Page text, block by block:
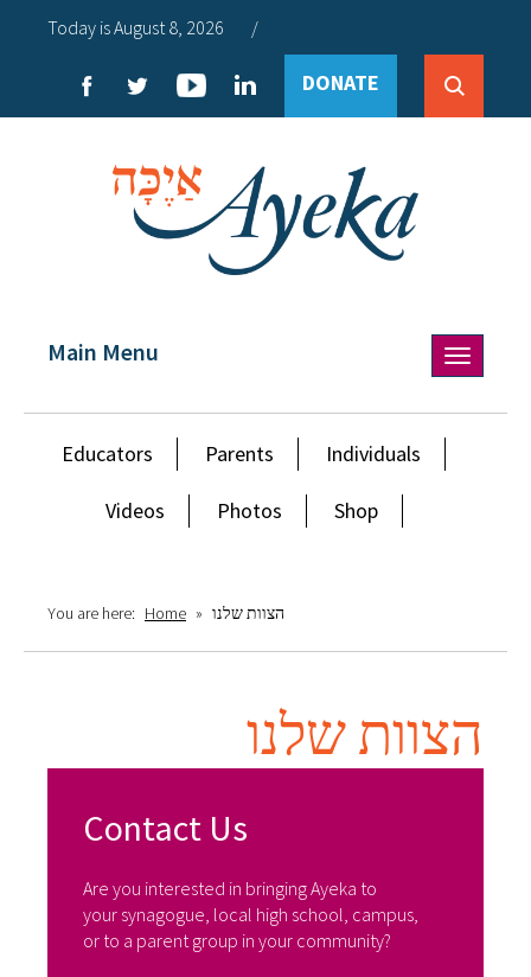
Today is August 8, 2026 /
DONATE
Toggle
navigation
Main Menu
Educators Parents Individuals
Videos Photos Shop
You are here: Home » הצוות שלנו
הצוות שלנו
Contact Us
Are you interested in bringing Ayeka to
your synagogue, local high school, campus,
or to a parent group in your community?